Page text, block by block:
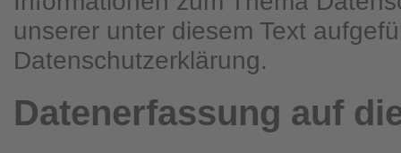
unserer unter diesem Text
Datenschutzerklärung.
Datenerfassung auf